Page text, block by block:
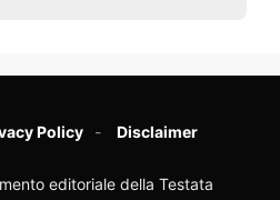
Policy Disclaimer
editoriale della Testata